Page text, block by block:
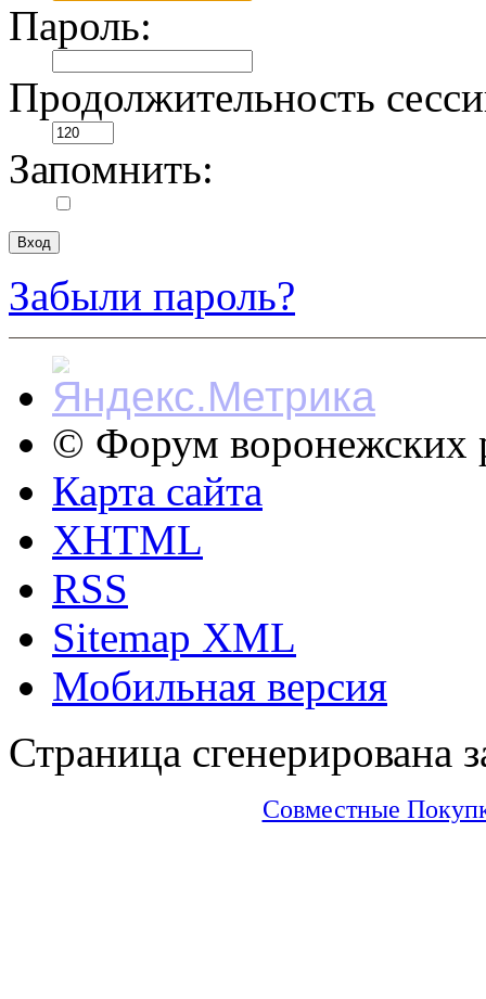
Пароль:
Продолжительность
Запомнить:
Забыли пароль?
© Форум воронежских
Карта сайта
XHTML
RSS
Sitemap XML
Мобильная версия
Страница сгенерирована
Совместные